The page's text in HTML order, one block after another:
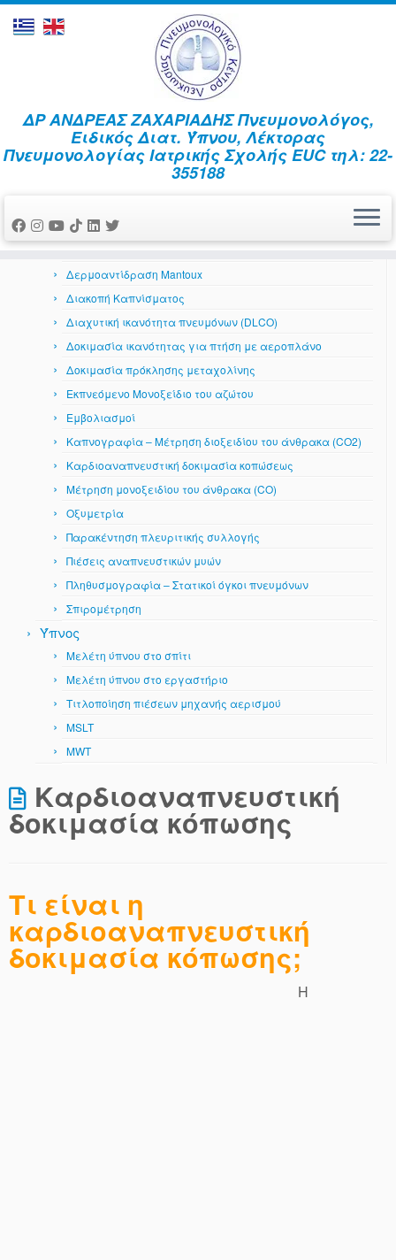
content
ΔΡ ΑΝΔΡΕΑΣ ΖΑΧΑΡΙΑΔΗΣ Πνευμονολόγος,
Ειδικός Διατ. Ύπνου, Λέκτορας
Πνευμονολογίας Ιατρικής Σχολής EUC τηλ: 22-
355188
Home »Καρδιοαναπνευστική δοκιμασία κόπωσης
Αναπνευστικό Σύστημα
Βρογχοσκόπηση
Δερμοαντίδραση Mantoux
Διακοπή Καπνίσματος
Διαχυτική ικανότητα πνευμόνων (DLCO)
Δοκιμασία ικανότητας για πτήση με αεροπλάνο
Δοκιμασία πρόκλησης μεταχολίνης
Εκπνεόμενο Μονοξείδιο του αζώτου
Εμβολιασμοί
Καπνογραφία – Μέτρηση διοξειδίου του άνθρακα (CO2)
Καρδιοαναπνευστική δοκιμασία κοπώσεως
Μέτρηση μονοξειδίου του άνθρακα (CO)
Οξυμετρία
Παρακέντηση πλευριτικής συλλογής
Πιέσεις αναπνευστικών μυών
Πληθυσμογραφία – Στατικοί όγκοι πνευμόνων
Σπιρομέτρηση
Ύπνος
Μελέτη ύπνου στο σπίτι
Μελέτη ύπνου στο εργαστήριο
Τιτλοποίηση πιέσεων μηχανής αερισμού
MSLT
MWT
Καρδιοαναπνευστική
δοκιμασία κόπωσης
Τι είναι η
καρδιοαναπνευστική
δοκιμασία κόπωσης;
H